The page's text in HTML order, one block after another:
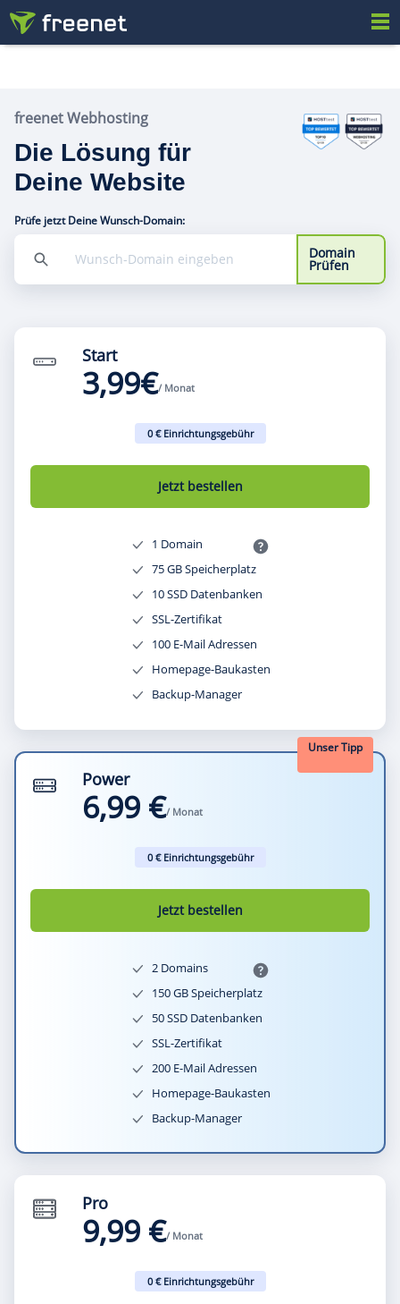
freenet Webhosting
Die Lösung für
Deine Website
Prüfe jetzt Deine Wunsch-Domain:
Domain
Prüfen
Start
3,99€/ Monat
0 € Einrichtungsgebühr
Jetzt bestellen
1 Domain
75 GB Speicherplatz
10 SSD Datenbanken
SSL-Zertifikat
100 E-Mail Adressen
Homepage-Baukasten
Backup-Manager
Unser Tipp
Power
6,99 €/ Monat
0 € Einrichtungsgebühr
Jetzt bestellen
2 Domains
150 GB Speicherplatz
50 SSD Datenbanken
SSL-Zertifikat
200 E-Mail Adressen
Homepage-Baukasten
Backup-Manager
Pro
9,99 €/ Monat
0 € Einrichtungsgebühr